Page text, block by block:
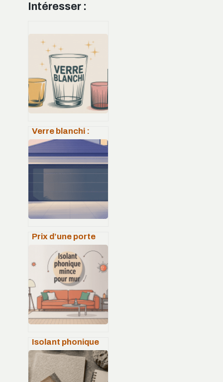
Intéresser :
Verre blanchi :
causes, solutions
efficaces et
prévention au
Prix d’une porte
sectionnelle :
fourchettes,
exemples et choix
malin
Isolant phonique
mince pour mur :
choisir et poser le
bon matériau